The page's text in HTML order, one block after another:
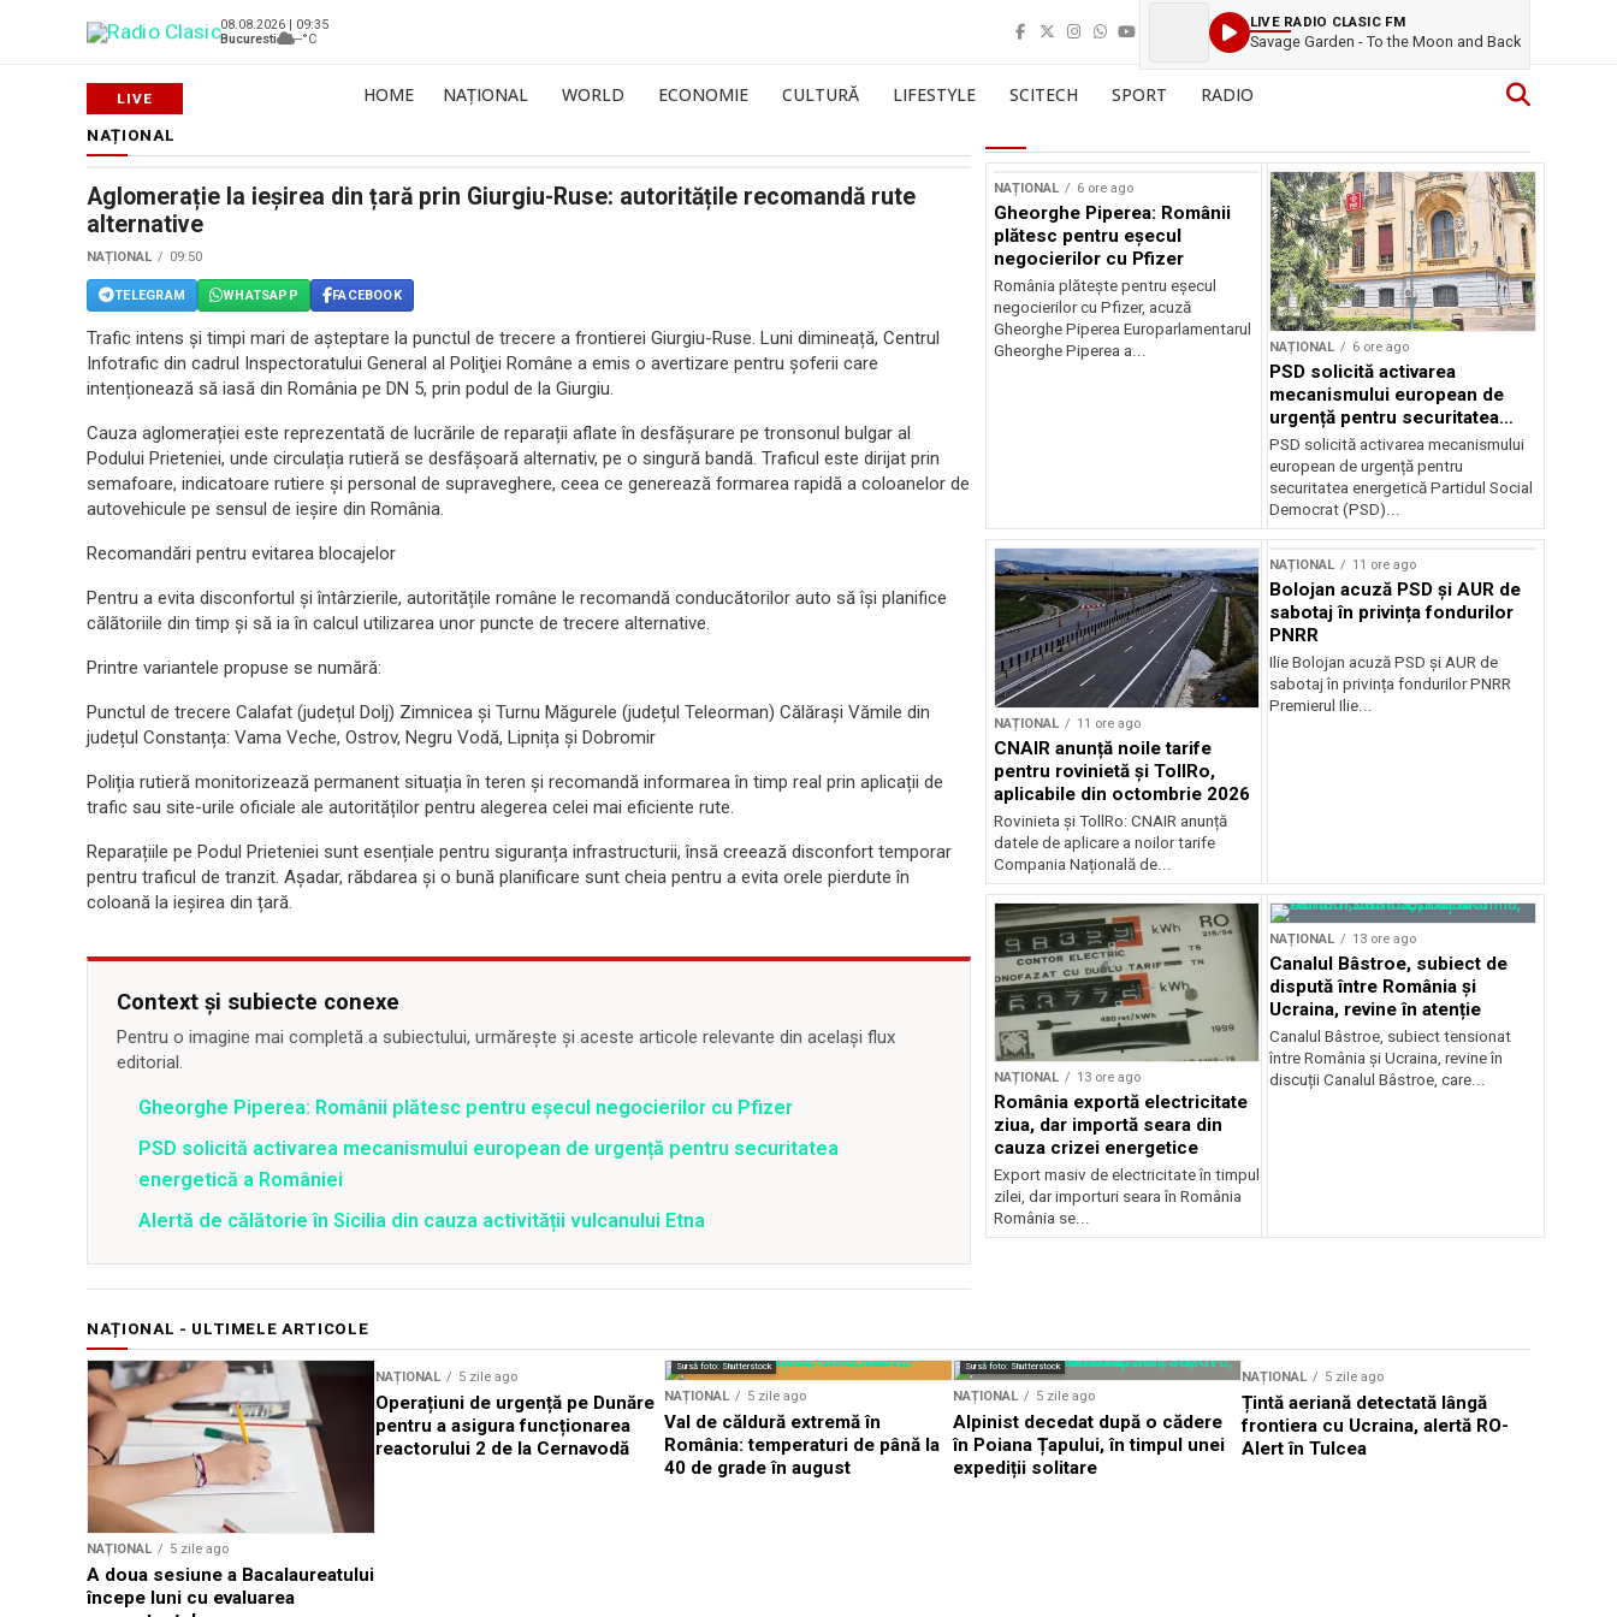
08.08.2026 | 09:35
Bucuresti
--°C
LIVE RADIO CLASIC FM
Savage Garden - To the Moon and Back
HOME NAȚIONAL WORLD ECONOMIE CULTURĂ LIFESTYLE SCITECH SPORT RADIO
NAȚIONAL
Aglomerație la ieșirea din țară prin Giurgiu-Ruse: autoritățile recomandă rute
alternative
NAȚIONAL 09:50
TELEGRAM WHATSAPP FACEBOOK
Trafic intens și timpi mari de așteptare la punctul de trecere a frontierei Giurgiu-Ruse. Luni dimineață, Centrul
Infotrafic din cadrul Inspectoratului General al Poliţiei Române a emis o avertizare pentru șoferii care
intenționează să iasă din România pe DN 5, prin podul de la Giurgiu.
Cauza aglomerației este reprezentată de lucrările de reparații aflate în desfășurare pe tronsonul bulgar al
Podului Prieteniei, unde circulația rutieră se desfășoară alternativ, pe o singură bandă. Traficul este dirijat prin
semafoare, indicatoare rutiere și personal de supraveghere, ceea ce generează formarea rapidă a coloanelor de
autovehicule pe sensul de ieșire din România.
Recomandări pentru evitarea blocajelor
Pentru a evita disconfortul și întârzierile, autoritățile române le recomandă conducătorilor auto să își planifice
călătoriile din timp și să ia în calcul utilizarea unor puncte de trecere alternative.
Printre variantele propuse se numără:
Punctul de trecere Calafat (județul Dolj) Zimnicea și Turnu Măgurele (județul Teleorman) Călărași Vămile din
județul Constanța: Vama Veche, Ostrov, Negru Vodă, Lipnița și Dobromir
Poliția rutieră monitorizează permanent situația în teren și recomandă informarea în timp real prin aplicații de
trafic sau site-urile oficiale ale autorităților pentru alegerea celei mai eficiente rute.
Reparațiile pe Podul Prieteniei sunt esențiale pentru siguranța infrastructurii, însă creează disconfort temporar
pentru traficul de tranzit. Așadar, răbdarea și o bună planificare sunt cheia pentru a evita orele pierdute în
coloană la ieșirea din țară.
Context și subiecte conexe
Pentru o imagine mai completă a subiectului, urmărește și aceste articole relevante din același flux
editorial.
Gheorghe Piperea: Românii plătesc pentru eșecul negocierilor cu Pfizer
PSD solicită activarea mecanismului european de urgență pentru securitatea
energetică a României
Alertă de călătorie în Sicilia din cauza activității vulcanului Etna
NAȚIONAL 6 ore ago
Gheorghe Piperea: Românii
plătesc pentru eșecul
negocierilor cu Pfizer
România plătește pentru eșecul
negocierilor cu Pfizer, acuză
Gheorghe Piperea Europarlamentarul
Gheorghe Piperea a...
NAȚIONAL 6 ore ago
PSD solicită activarea
mecanismului european de
urgență pentru securitatea
energetică a României
PSD solicită activarea mecanismului
european de urgență pentru
securitatea energetică Partidul Social
Democrat (PSD)...
NAȚIONAL 11 ore ago
CNAIR anunță noile tarife
pentru rovinietă și TollRo,
aplicabile din octombrie 2026
Rovinieta și TollRo: CNAIR anunță
datele de aplicare a noilor tarife
Compania Națională de...
NAȚIONAL 11 ore ago
Bolojan acuză PSD și AUR de
sabotaj în privința fondurilor
PNRR
Ilie Bolojan acuză PSD și AUR de
sabotaj în privința fondurilor PNRR
Premierul Ilie...
NAȚIONAL 13 ore ago
România exportă electricitate
ziua, dar importă seara din
cauza crizei energetice
Export masiv de electricitate în timpul
zilei, dar importuri seara în România
România se...
NAȚIONAL 13 ore ago
Canalul Bâstroe, subiect de
dispută între România și
Ucraina, revine în atenție
Canalul Bâstroe, subiect tensionat
între România și Ucraina, revine în
discuții Canalul Bâstroe, care...
NAȚIONAL - ULTIMELE ARTICOLE
NAȚIONAL 5 zile ago
A doua sesiune a Bacalaureatului
începe luni cu evaluarea
NAȚIONAL 5 zile ago
Operațiuni de urgență pe Dunăre
pentru a asigura funcționarea
reactorului 2 de la Cernavodă
Sursă foto: Shutterstock
NAȚIONAL 5 zile ago
Val de căldură extremă în
România: temperaturi de până la
40 de grade în august
Sursă foto: Shutterstock
NAȚIONAL 5 zile ago
Alpinist decedat după o cădere
în Poiana Țapului, în timpul unei
expediții solitare
NAȚIONAL 5 zile ago
Țintă aeriană detectată lângă
frontiera cu Ucraina, alertă RO-
Alert în Tulcea